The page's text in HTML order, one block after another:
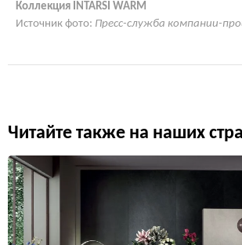
Коллекция INTARSI WARM
Источник фото: Пресс-служба компании-
Читайте также на наших